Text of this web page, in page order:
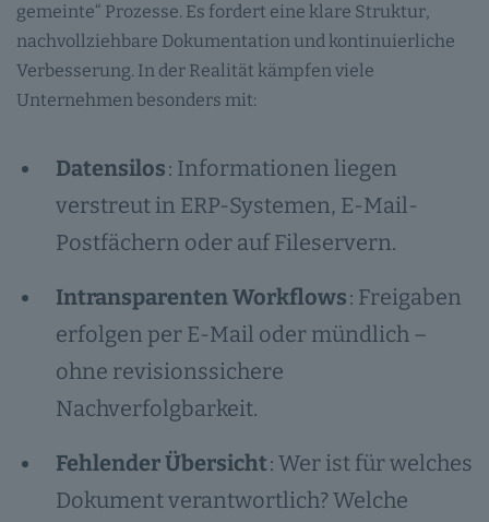
gemeinte“ Prozesse. Es fordert eine klare Struktur,
nachvollziehbare Dokumentation und kontinuierliche
Verbesserung. In der Realität kämpfen viele
Unternehmen besonders mit:
Datensilos: Informationen liegen
verstreut in ERP-Systemen, E-Mail-
Postfächern oder auf Fileservern.
Intransparenten Workflows: Freigaben
erfolgen per E-Mail oder mündlich –
ohne revisionssichere
Nachverfolgbarkeit.
Fehlender Übersicht: Wer ist für welches
Dokument verantwortlich? Welche